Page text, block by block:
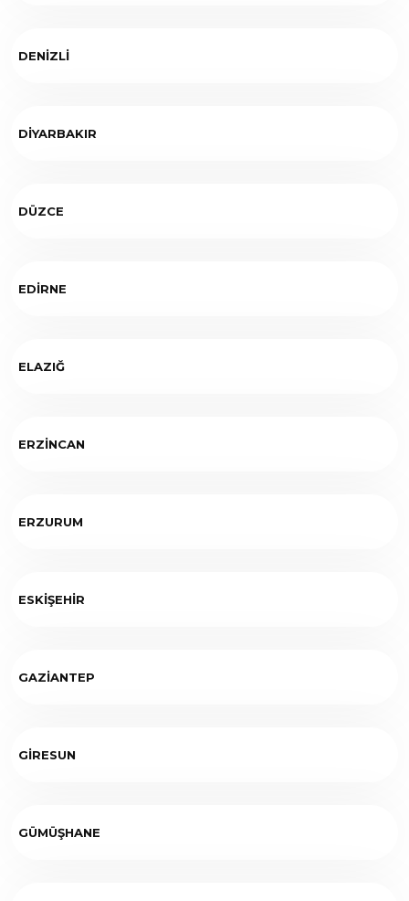
DENİZLİ
DİYARBAKIR
DÜZCE
EDİRNE
ELAZIĞ
ERZİNCAN
ERZURUM
ESKİŞEHİR
GAZİANTEP
GİRESUN
GÜMÜŞHANE